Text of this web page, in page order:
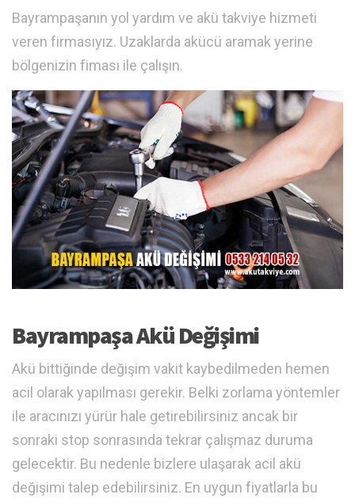
Bayrampaşanın yol yardım ve akü takviye hizmeti
veren firmasıyız. Uzaklarda akücü aramak yerine
bölgenizin fiması ile çalışın.
Bayrampaşa Akü Değişimi
Akü bittiğinde değişim vakit kaybedilmeden hemen
acil olarak yapılması gerekir. Belki zorlama yöntemler
ile aracınızı yürür hale getirebilirsiniz ancak bir
sonraki stop sonrasında tekrar çalışmaz duruma
gelecektir. Bu nedenle bizlere ulaşarak acil akü
değişimi talep edebilirsiniz. En uygun fiyatlarla bu